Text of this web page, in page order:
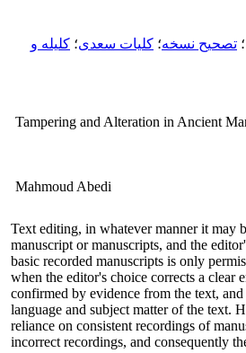
؛ تصحیح نسخه؛ کلیات سعدی؛ کلیله و
Tampering and Alteration in Ancient
Mahmoud Abedi
Text editing, in whatever manner it may
manuscript or manuscripts, and the
basic recorded manuscripts is only
when the editor's choice corrects a clear
confirmed by evidence from the text,
language and subject matter of the text.
reliance on consistent recordings of
incorrect recordings, and consequently